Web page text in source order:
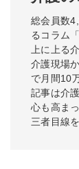
総会員数
るコラム
上に上る
介護現場
で月間10
記事は介
心も高ま
三者目線